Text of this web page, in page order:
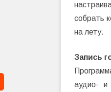
собрать
на лету.
Запись
аудио- и